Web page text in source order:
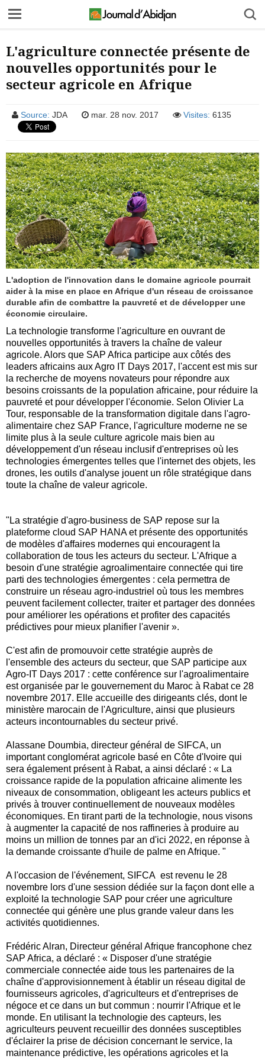
L'agriculture connectée présente de
nouvelles opportunités pour le
secteur agricole en Afrique
Source: JDA mar. 28 nov. 2017 Visites: 6135
L'adoption de l'innovation dans le domaine agricole pourrait
aider à la mise en place en Afrique d'un réseau de croissance
durable afin de combattre la pauvreté et de développer une
économie circulaire.
La technologie transforme l'agriculture en ouvrant de
nouvelles opportunités à travers la chaîne de valeur
agricole. Alors que SAP Africa participe aux côtés des
leaders africains aux Agro IT Days 2017, l'accent est mis sur
la recherche de moyens novateurs pour répondre aux
besoins croissants de la population africaine, pour réduire la
pauvreté et pour développer l'économie. Selon Olivier La
Tour, responsable de la transformation digitale dans l'agro-
alimentaire chez SAP France, l'agriculture moderne ne se
limite plus à la seule culture agricole mais bien au
développement d'un réseau inclusif d'entreprises où les
technologies émergentes telles que l'internet des objets, les
drones, les outils d'analyse jouent un rôle stratégique dans
toute la chaîne de valeur agricole.
"La stratégie d'agro-business de SAP repose sur la
plateforme cloud SAP HANA et présente des opportunités
de modèles d'affaires modernes qui encouragent la
collaboration de tous les acteurs du secteur. L'Afrique a
besoin d'une stratégie agroalimentaire connectée qui tire
parti des technologies émergentes : cela permettra de
construire un réseau agro-industriel où tous les membres
peuvent facilement collecter, traiter et partager des données
pour améliorer les opérations et profiter des capacités
prédictives pour mieux planifier l'avenir ».
C'est afin de promouvoir cette stratégie auprès de
l'ensemble des acteurs du secteur, que SAP participe aux
Agro-IT Days 2017 : cette conférence sur l'agroalimentaire
est organisée par le gouvernement du Maroc à Rabat ce 28
novembre 2017. Elle accueille des dirigeants clés, dont le
ministère marocain de l'Agriculture, ainsi que plusieurs
acteurs incontournables du secteur privé.
Alassane Doumbia, directeur général de SIFCA, un
important conglomérat agricole basé en Côte d'Ivoire qui
sera également présent à Rabat, a ainsi déclaré : « La
croissance rapide de la population africaine alimente les
niveaux de consommation, obligeant les acteurs publics et
privés à trouver continuellement de nouveaux modèles
économiques. En tirant parti de la technologie, nous visons
à augmenter la capacité de nos raffineries à produire au
moins un million de tonnes par an d'ici 2022, en réponse à
la demande croissante d'huile de palme en Afrique. "
A l'occasion de l'événement, SIFCA est revenu le 28
novembre lors d'une session dédiée sur la façon dont elle a
exploité la technologie SAP pour créer une agriculture
connectée qui génère une plus grande valeur dans les
activités quotidiennes.
Frédéric Alran, Directeur général Afrique francophone chez
SAP Africa, a déclaré : « Disposer d'une stratégie
commerciale connectée aide tous les partenaires de la
chaîne d'approvisionnement à établir un réseau digital de
fournisseurs agricoles, d'agriculteurs et d'entreprises de
négoce et ce dans un but commun : nourrir l'Afrique et le
monde. En utilisant la technologie des capteurs, les
agriculteurs peuvent recueillir des données susceptibles
d'éclairer la prise de décision concernant le service, la
maintenance prédictive, les opérations agricoles et la